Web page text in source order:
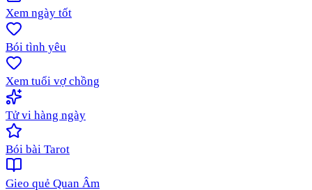
Xem ngày tốt
Bói tình yêu
Xem tuổi vợ chồng
Tử vi hàng ngày
Bói bài Tarot
Gieo quẻ Quan Âm